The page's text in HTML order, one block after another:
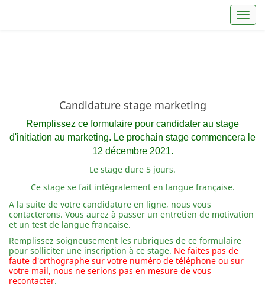
Candidature stage marketing
Remplissez ce formulaire pour candidater au stage
d'initiation au marketing. Le prochain stage commencera le
12 décembre 2021.
Le stage dure 5 jours.
Ce stage se fait intégralement en langue française.
A la suite de votre candidature en ligne, nous vous
contacterons. Vous aurez à passer un entretien de motivation
et un test de langue française.
Remplissez soigneusement les rubriques de ce formulaire
pour solliciter une inscription à ce stage. Ne faites pas de
faute d'orthographe sur votre numéro de téléphone ou sur
votre mail, nous ne serions pas en mesure de vous
recontacter.